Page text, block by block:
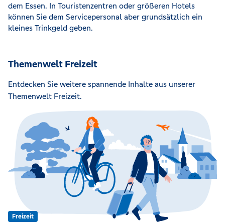
dem Essen. In Touristenzentren oder größeren Hotels
können Sie dem Servicepersonal aber grundsätzlich ein
kleines Trinkgeld geben.
Themenwelt Freizeit
Entdecken Sie weitere spannende Inhalte aus unserer
Themenwelt Freizeit.
Freizeit